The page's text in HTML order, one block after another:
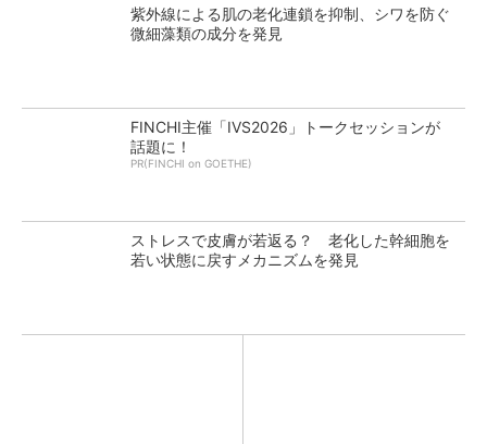
紫外線による肌の老化連鎖を抑制、シワを防ぐ
微細藻類の成分を発見
FINCHI主催「IVS2026」トークセッションが
話題に！
PR(FINCHI on GOETHE)
ストレスで皮膚が若返る？ 老化した幹細胞を
若い状態に戻すメカニズムを発見